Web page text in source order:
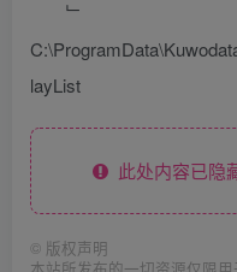
﹂
layList
此处内容已隐
© 版权声明